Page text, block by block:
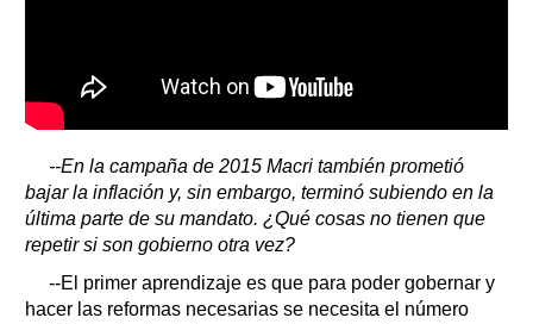
--En la campaña de 2015 Macri también prometió
bajar la inflación y, sin embargo, terminó subiendo en la
última parte de su mandato. ¿Qué cosas no tienen que
repetir si son gobierno otra vez?
--El primer aprendizaje es que para poder gobernar y
hacer las reformas necesarias se necesita el número